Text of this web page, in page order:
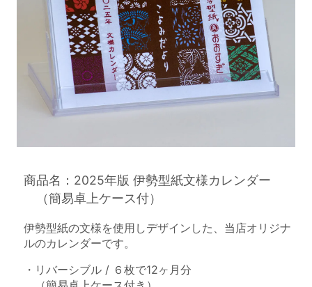
商品名：2025年版 伊勢型紙文様カレンダー
（簡易卓上ケース付）
伊勢型紙の文様を使用しデザインした、当店オリジナ
ルのカレンダーです。
・リバーシブル / ６枚で12ヶ月分